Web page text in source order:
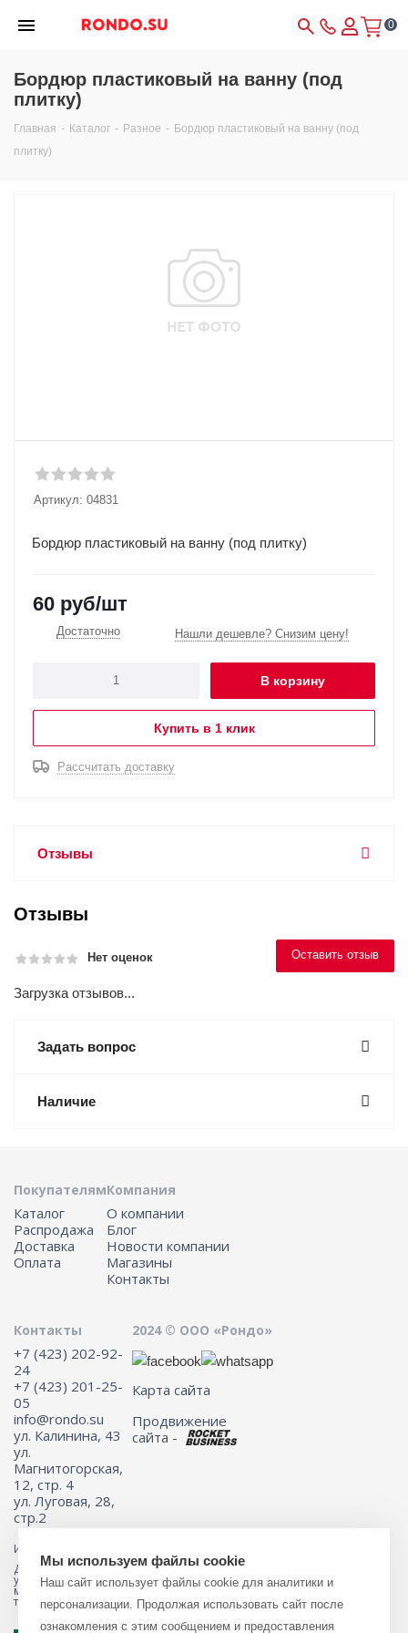
0
Бордюр пластиковый на ванну (под
плитку)
Главная - Каталог - Разное - Бордюр пластиковый на ванну (под
плитку)
Артикул: 04831
Бордюр пластиковый на ванну (под плитку)
60 руб/шт
Достаточно Нашли дешевле? Снизим цену!
В корзину
Купить в 1 клик
Рассчитать доставку
Отзывы
Отзывы
Нет оценок Оставить отзыв
Загрузка отзывов...
Задать вопрос
Наличие
Покупателям
Каталог
Распродажа
Доставка
Оплата
Компания
О компании
Блог
Новости компании
Магазины
Контакты
Контакты
+7 (423) 202-92-
24
+7 (423) 201-25-
05
info@rondo.su
ул. Калинина, 43
ул.
Магнитогорская,
12, стр. 4
ул. Луговая, 28,
стр.2
2024 © ООО «Рондо»
Карта сайта
Продвижение
сайта -
Информация на сайте не является публичной офертой.
Для получения подробной информации о наличии и стоимости
указанных товаров и (или) услуг, пожалуйста, обращайтесь к
менеджеру сайта с помощью специальной формы связи или по
телефону 8 (423) 201-25-05
Мы используем файлы cookie
Наш сайт использует файлы cookie для аналитики и
персонализации. Продолжая использовать сайт после
ознакомления с этим сообщением и предоставления